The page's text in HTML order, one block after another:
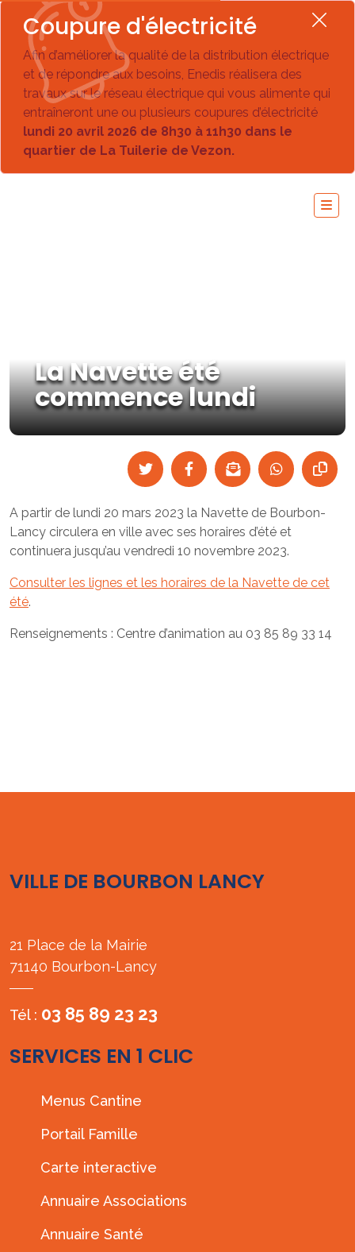
Coupure d'électricité
Afin d’améliorer la qualité de la distribution électrique
et de répondre aux besoins, Enedis réalisera des
travaux sur le réseau électrique qui vous alimente qui
entraîneront une ou plusieurs coupures d’électricité
lundi 20 avril 2026 de 8h30 à 11h30 dans le
quartier de La Tuilerie de Vezon.
La Navette été
commence lundi
A partir de lundi 20 mars 2023 la Navette de Bourbon-
Lancy circulera en ville avec ses horaires d’été et
continuera jusqu’au vendredi 10 novembre 2023.
Consulter les lignes et les horaires de la Navette de cet
été.
Renseignements : Centre d’animation au 03 85 89 33 14
VILLE DE BOURBON LANCY
21 Place de la Mairie
71140 Bourbon-Lancy
Tél : 03 85 89 23 23
SERVICES EN 1 CLIC
Menus Cantine
Portail Famille
Carte interactive
Annuaire Associations
Annuaire Santé